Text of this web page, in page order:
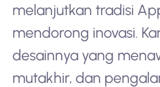
melanjutkan tradisi
mendorong inovasi.
desainnya yang
mutakhir, dan